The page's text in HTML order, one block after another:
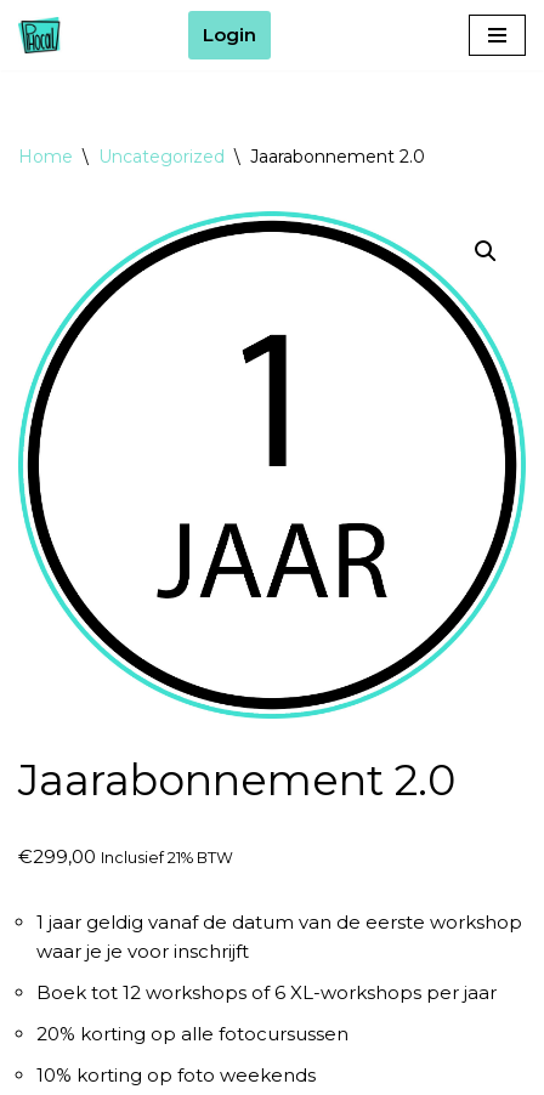
inhoud
Login
Home \ Uncategorized \ Jaarabonnement 2.0
Jaarabonnement 2.0
€299,00 Inclusief 21% BTW
1 jaar geldig vanaf de datum van de eerste workshop
waar je je voor inschrijft
Boek tot 12 workshops of 6 XL-workshops per jaar
20% korting op alle fotocursussen
10% korting op foto weekends